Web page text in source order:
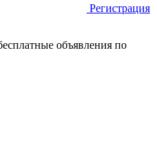
Регистрация
объявления по